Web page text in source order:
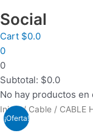
Social
Cart $0.0
0
0
Subtotal: $0.0
No hay productos en
Inicio/Cable / CABLE
¡Oferta!